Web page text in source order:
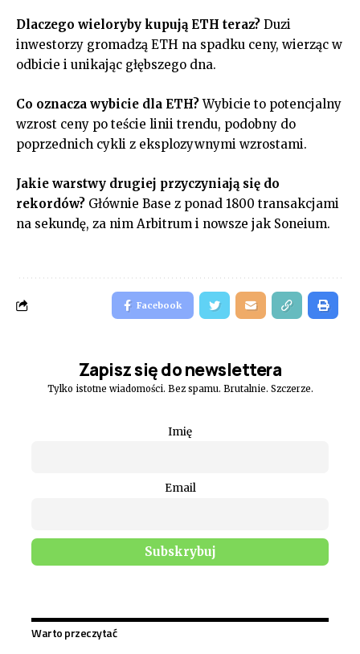
Dlaczego wieloryby kupują ETH teraz? Duzi
inwestorzy gromadzą ETH na spadku ceny, wierząc w
odbicie i unikając głębszego dna.
Co oznacza wybicie dla ETH?Wybicie to potencjalny
wzrost ceny po teście linii trendu, podobny do
poprzednich cykli z eksplozywnymi wzrostami.
Jakie warstwy drugiej przyczyniają się do
rekordów? Głównie Base z ponad 1800 transakcjami
na sekundę, za nim Arbitrum i nowsze jak Soneium.
Facebook
Zapisz się do newslettera
Tylko istotne wiadomości. Bez spamu. Brutalnie. Szczerze.
Imię
Email
Warto przeczytać